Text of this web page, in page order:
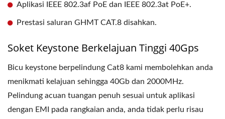
Aplikasi IEEE 802.3af PoE dan IEEE 802.3at PoE+.
Prestasi saluran GHMT CAT.8 disahkan.
Soket Keystone Berkelajuan Tinggi 40Gps
Bicu keystone berpelindung Cat8 kami membolehkan anda
menikmati kelajuan sehingga 40Gb dan 2000MHz.
Pelindung acuan tuangan penuh sesuai untuk aplikasi
dengan EMI pada rangkaian anda, anda tidak perlu risau